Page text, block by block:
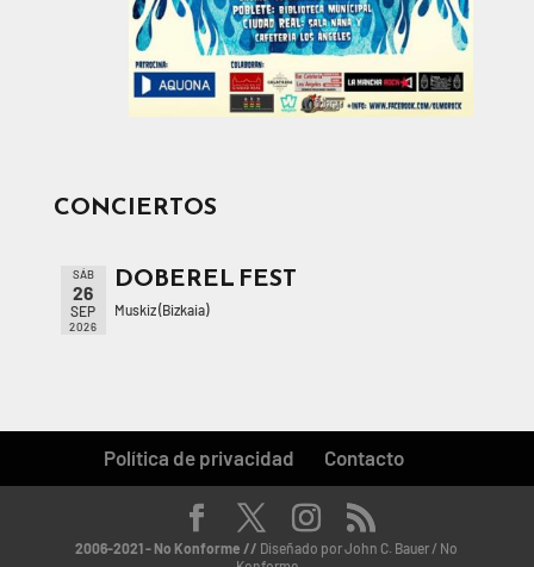
CONCIERTOS
SÁB
26
SEP
2026
DOBEREL FEST
Muskiz (Bizkaia)
Política de privacidad Contacto
2006-2021 - No Konforme // Diseñado por John C. Bauer / No